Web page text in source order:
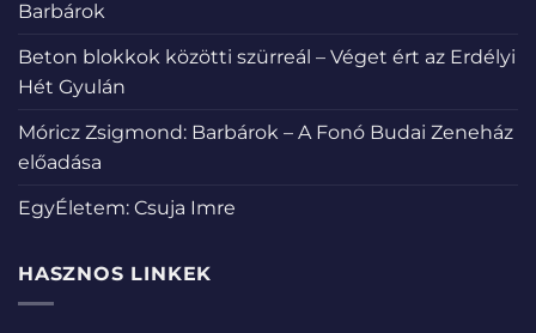
Barbárok
Beton blokkok közötti szürreál – Véget ért az Erdélyi
Hét Gyulán
Móricz Zsigmond: Barbárok – A Fonó Budai Zeneház
előadása
EgyÉletem: Csuja Imre
HASZNOS LINKEK